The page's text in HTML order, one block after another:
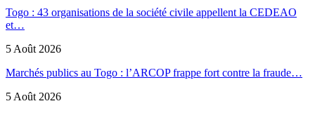
Togo : 43 organisations de la société civile appellent la CEDEAO
et…
5 Août 2026
Marchés publics au Togo : l’ARCOP frappe fort contre la fraude…
5 Août 2026